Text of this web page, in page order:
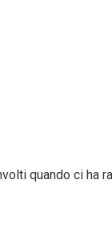
quando ci ha